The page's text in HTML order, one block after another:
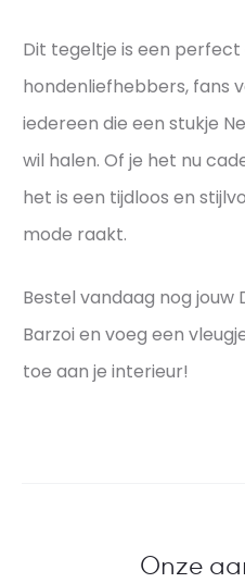
Dit tegeltje is een
hondenliefhebbers, fans
iedereen die een stukje
wil halen. Of je het nu
het is een tijdloos en
mode raakt.
Bestel vandaag nog
Barzoi en voeg een
toe aan je interieur!
Onze